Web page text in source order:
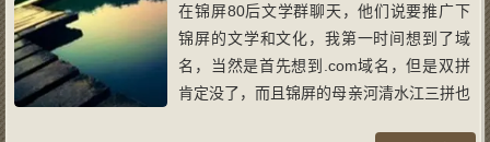
n
在锦屏80后文学群聊天，他们说要推广下
锦屏的文学和文化，我第一时间想到了域
名，当然是首先想到.com域名，但是双拼
肯定没了，而且锦屏的母亲河清水江三拼也